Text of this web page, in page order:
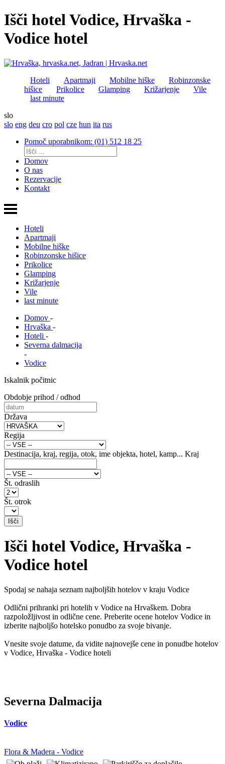
Išči hotel Vodice, Hrvaška -
Vodice hotel
Hoteli Apartmaji Mobilne hiške
Robinzonske
hišice
Prikolice Glamping Križarjenje
Vile
last minute
slo
slo eng deu cro pol cze hun ita rus
Pomoč uporabnikom: (01) 512 18 25
Domov
O nas
Rezervacije
Kontakt
Hoteli
Apartmaji
Mobilne hiške
Robinzonske hišice
Prikolice
Glamping
Križarjenje
Vile
last minute
Domov -
Hrvaška -
Hoteli -
Severna dalmacija
-
Vodice
Iskalnik počitnic
Obdobje prihod / odhod
Država
Regija
Destinacija, kraj, regija, otok, ime objekta, hotel, kamp... Kraj
Št. odraslih
Št. otrok
Išči hotel Vodice, Hrvaška -
Vodice hotel
Spodaj se nahaja seznam najboljših hotelov v kraju Vodice
Odlični prihranki pri hotelih v Vodice na Hrvaškem. Dobra
razpoložljivost in odlične cene. Preberite ocene hotelov Vodice in
izberite najboljšo hotelsko ponudbo za svoje bivanje.
Vnesite svoje datume, da vidite najnovejše cene in ponudbe hotelov
v Vodice, Hrvaška - Vodice hoteli
Severna Dalmacija
Vodice
Flora & Madera - Vodice